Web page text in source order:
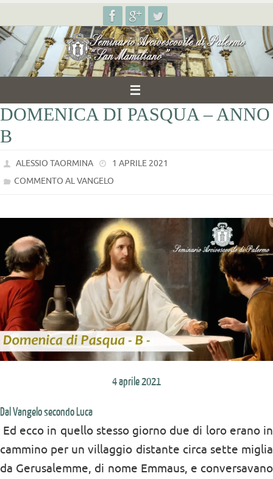
contenuto
DOMENICA DI PASQUA – ANNO
B
ALESSIO TAORMINA
1 APRILE 2021
COMMENTO AL VANGELO
4 aprile 2021
Dal Vangelo secondo Luca
Ed ecco in quello stesso giorno due di loro erano in
cammino per un villaggio distante circa sette miglia
da Gerusalemme, di nome Emmaus, e conversavano